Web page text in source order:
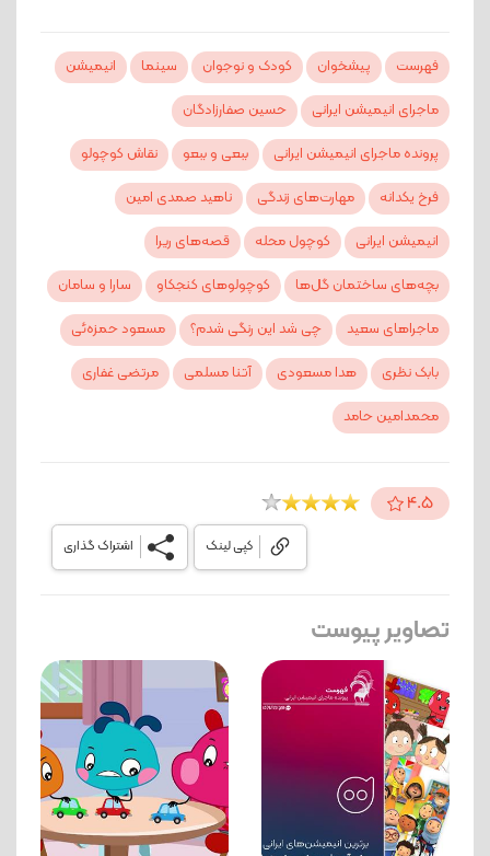
فهرست پیشخوان کودک و نوجوان سینما
انیمیشن
ماجرای انیمیشن ایرانی
حسین صفارزادگان
پرونده ماجرای انیمیشن ایرانی
ببعی و ببعو
نقاش کوچولو
فرخ یکدانه
مهارت‌های زندگی
ناهید صمدی امین
انیمیشن ایرانی
کوچول محله
قصه‌های ریرا
بچه‌های ساختمان گل‌ها
کوچولوهای کنجکاو
سارا و سامان
ماجراهای سعید
چی شد این رنگی شدم؟
مسعود حمزه‌ئی
بابک نظری
هدا مسعودی آتنا مسلمی
مرتضی غفاری
محمدامین حامد
4.5
اشتراک گذاری کپی لینک
تصاویر پیوست